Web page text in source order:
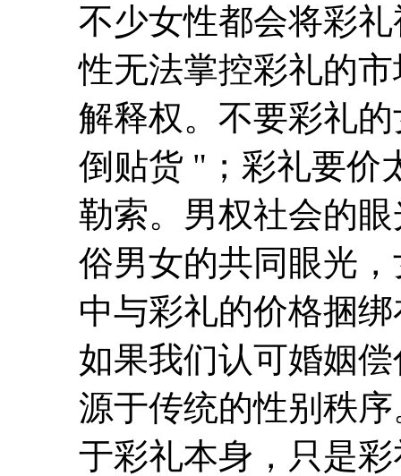
不少女性都会将彩
性无法掌控彩礼的
解释权。不要彩礼
倒贴货 "；彩礼要价
勒索。男权社会的
俗男女的共同眼光
中与彩礼的价格捆
如果我们认可婚姻
源于传统的性别秩
于彩礼本身，只是